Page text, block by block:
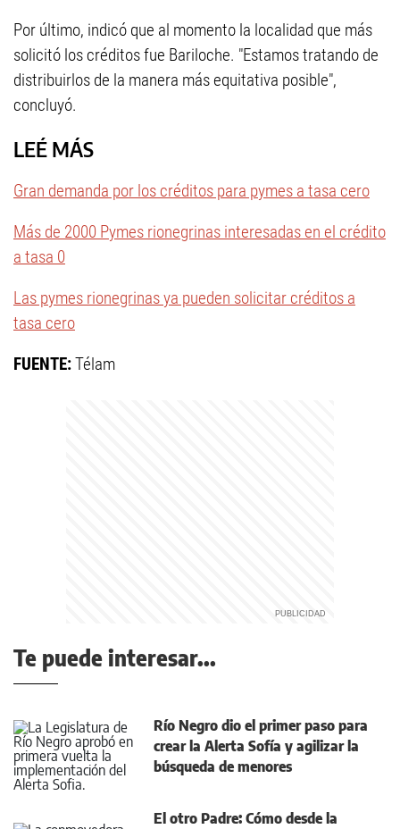
Por último, indicó que al momento la localidad que más
solicitó los créditos fue Bariloche. "Estamos tratando de
distribuirlos de la manera más equitativa posible",
concluyó.
LEÉ MÁS
Gran demanda por los créditos para pymes a tasa cero
Más de 2000 Pymes rionegrinas interesadas en el crédito
a tasa 0
Las pymes rionegrinas ya pueden solicitar créditos a
tasa cero
FUENTE:Télam
Te puede interesar...
Río Negro dio el primer paso para
crear la Alerta Sofía y agilizar la
búsqueda de menores
El otro Padre: Cómo desde la